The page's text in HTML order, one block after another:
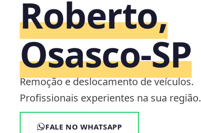
Roberto,
Osasco‑SP
Remoção e deslocamento de veículos.
Profissionais experientes na sua região.
FALE NO WHATSAPP